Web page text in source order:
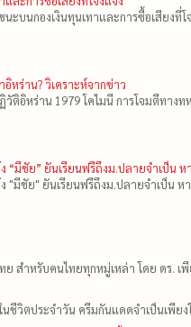
ะบนกองเงินทุนเทาและการซื้อเสียงที่โ
หร่าน? วิเคราะห์จากข่าว
ติอิหร่าน 1979 โคไมนี การโจมตีทาง
“มีชัย” ยันเรียนฟรีถึงม.ปลายจำเป็น
"มีชัย" ยันเรียนฟรีถึงม.ปลายจำเป็น
สำหรับคนไทยทุกหมู่เหล่า โดย ดร.​
วิตประจำวัน ครีมกันแดดจำเป็นเพียงใ